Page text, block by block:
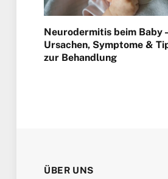
Neurodermitis beim Baby
Ursachen, Symptome &
zur Behandlung
ÜBER UNS